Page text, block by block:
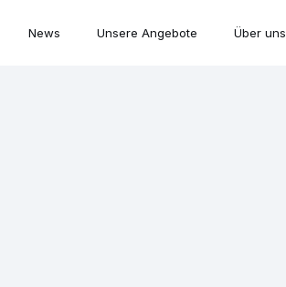
News Unsere Angebote Über uns